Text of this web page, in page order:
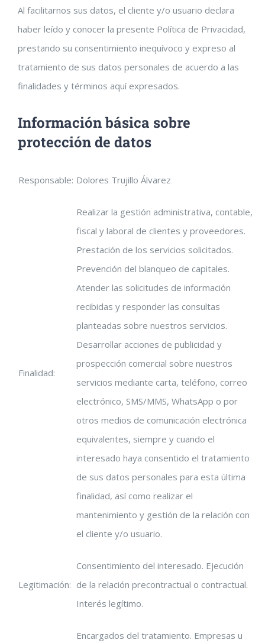
Al facilitarnos sus datos, el cliente y/o usuario declara
haber leído y conocer la presente Política de Privacidad,
prestando su consentimiento inequívoco y expreso al
tratamiento de sus datos personales de acuerdo a las
finalidades y términos aquí expresados.
Información básica sobre
protección de datos
Responsable: Dolores Trujillo Álvarez
Finalidad:
Realizar la gestión administrativa, contable,
fiscal y laboral de clientes y proveedores.
Prestación de los servicios solicitados.
Prevención del blanqueo de capitales.
Atender las solicitudes de información
recibidas y responder las consultas
planteadas sobre nuestros servicios.
Desarrollar acciones de publicidad y
prospección comercial sobre nuestros
servicios mediante carta, teléfono, correo
electrónico, SMS/MMS, WhatsApp o por
otros medios de comunicación electrónica
equivalentes, siempre y cuando el
interesado haya consentido el tratamiento
de sus datos personales para esta última
finalidad, así como realizar el
mantenimiento y gestión de la relación con
el cliente y/o usuario.
Legitimación:
Consentimiento del interesado. Ejecución
de la relación precontractual o contractual.
Interés legítimo.
Encargados del tratamiento. Empresas u